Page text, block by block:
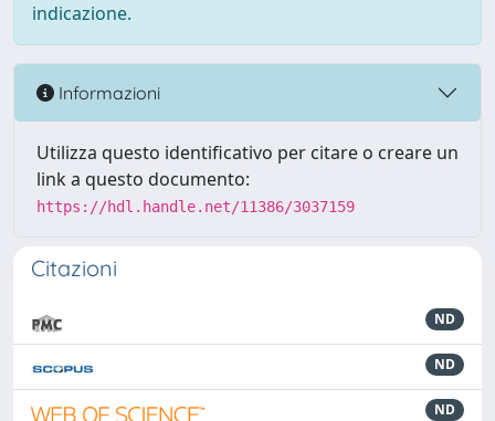
indicazione.
Informazioni
Utilizza questo identificativo per citare o creare un
link a questo documento:
https://hdl.handle.net/11386/3037159
Citazioni
ND
ND
ND